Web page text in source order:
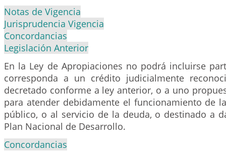
Notas de Vigencia
Jurisprudencia Vigencia
Concordancias
Legislación Anterior
En la Ley de Apropiaciones no podrá incluirse
corresponda a un crédito judicialmente
decretado conforme a ley anterior, o a uno
para atender debidamente el funcionamiento de
público, o al servicio de la deuda, o destinado a
Plan Nacional de Desarrollo.
Concordancias